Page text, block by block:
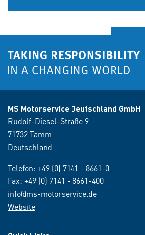
MS Motorservice Deutschland GmbH
Rudolf-Diesel-Straße 9
71732 Tamm
Deutschland
Telefon: +49 (0) 7141 - 8661-0
Fax: +49 (0) 7141 - 8661-400
info@ms-motorservice.de
Website